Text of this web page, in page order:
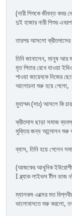
(নারী শিশুকে জীবন্ত কবর
দুই হাজার নারী শিশুর
তারপর আসলো
তিনি জানালেন, মানুষ আর
মৃত পিতার রেখে যাওয়া
পাওয়া জায়েদকে নিজের
আলোচনা শুরু হয়ে গেলো,
মুহাম্মদ (সাঃ) আসলে কি
ক্রীতদাস ছাড়া সমাজ
মুক্তির জন্য আন্দোলন শুরু
ব্যাস, তিনি হয়ে গেলেন
(আজকের আধুনিক
I ব্ল্যাক লাইভস ষ্টীল ডাজ
ম্যালকম এক্সের মত
ভালোবাসতে শুরু করলো,